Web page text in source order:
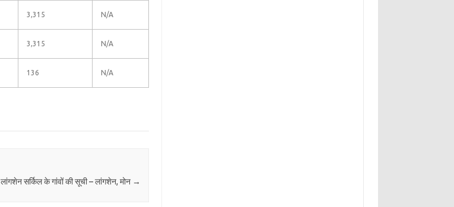
3,315 N/A
3,315 N/A
136 N/A
लांगशेन सर्किल के गांवों की सूची – लांगशेन, मोन →